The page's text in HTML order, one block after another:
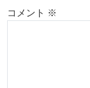
コメント ※